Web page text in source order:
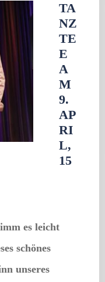
TA
NZ
TE
E
A
M
9.
AP
RI
L,
15
es leicht
schönes
unseres